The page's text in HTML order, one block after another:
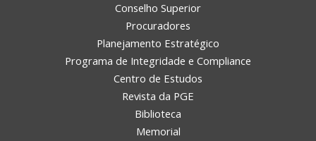
Conselho Superior
Procuradores
Planejamento Estratégico
Programa de Integridade e Compliance
Centro de Estudos
Revista da PGE
Biblioteca
Memorial